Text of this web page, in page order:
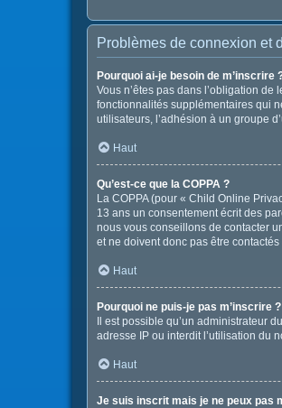
Problèmes de connexion et
Pourquoi ai-je besoin de m’inscrire
Vous n’êtes pas dans l’obligation
fonctionnalités supplémentaires qui
utilisateurs, l’adhésion à un groupe
Haut
Qu’est-ce que la COPPA ?
La COPPA (pour « Child Online
13 ans un consentement écrit des
nous vous conseillons de contacter
et ne doivent donc pas être
Haut
Pourquoi ne puis-je pas m’inscrire ?
Il est possible qu’un administrateur
adresse IP ou interdit l’utilisation du
Haut
Je suis inscrit mais je ne peux pas